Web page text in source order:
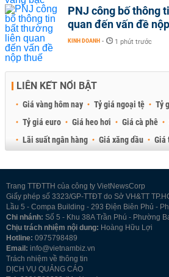
PNJ công bố thông
quan đến vấn đề
KINH DOANH - 1 phút trước
LIÊN KẾT NỔI BẬT
Giá vàng hôm nay Tỷ giá ngoại tệ Tỷ
Tỷ giá euro
Giá heo hơi Giá cà phê
Lãi suất ngân hàng
Giá xăng dầu
Giá
Trang TTĐTTH của công ty VietNewsCorp
Giấy phép số 3323/GP-TTĐT do Sở VH&TT
Lầu 5 - Compa Building - 293 Điện Biên Phủ -
Chi nhánh: Số 5 - Khu 38A Trần Phú - Phường
Chịu trách nhiệm nội dung: Hoàng Hữu Lợi
Hotline: 0975798489
Email: info@vietnambiz.vn
Trách nhiệm về thông tin
DỊCH VỤ QUẢNG CÁO